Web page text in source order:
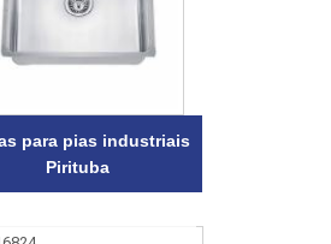
para pias industriais
Pirituba